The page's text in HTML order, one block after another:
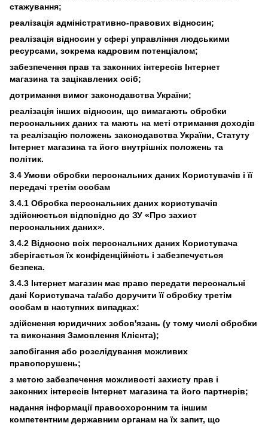
стажування;
реалізація адміністративно-правових відносин;
реалізація відносин у сфері управління людськими
ресурсами, зокрема кадровим потенціалом;
забезпечення прав та законних інтересів Інтернет
магазина та зацікавлених осіб;
дотримання вимог законодавства України;
реалізація інших відносин, що вимагають обробки
персональних даних та мають на меті отримання доходів
та реалізацію положень законодавства України, Статуту
Інтернет магазина та його внутрішніх положень та
політик.
3.4 Умови обробки персональних даних Користувачів і її
передачі третім особам
3.4.1 Обробка персональних даних користувачів
здійснюється відповідно до ЗУ «Про захист
персональних даних».
3.4.2 Відносно всіх персональних даних Користувача
зберігається їх конфіденційність і забезпечується
безпека.
3.4.3 Інтернет магазин має право передати персональні
дані Користувача та/або доручити її обробку третім
особам в наступних випадках:
здійснення юридичних зобов'язань (у тому числі обробки
та виконання Замовлення Клієнта);
запобігання або розслідування можливих
правопорушень;
з метою забезпечення можливості захисту прав і
законних інтересів Інтернет магазина та його партнерів;
надання інформації правоохоронним та іншим
компетентним державним органам на їх запит, що